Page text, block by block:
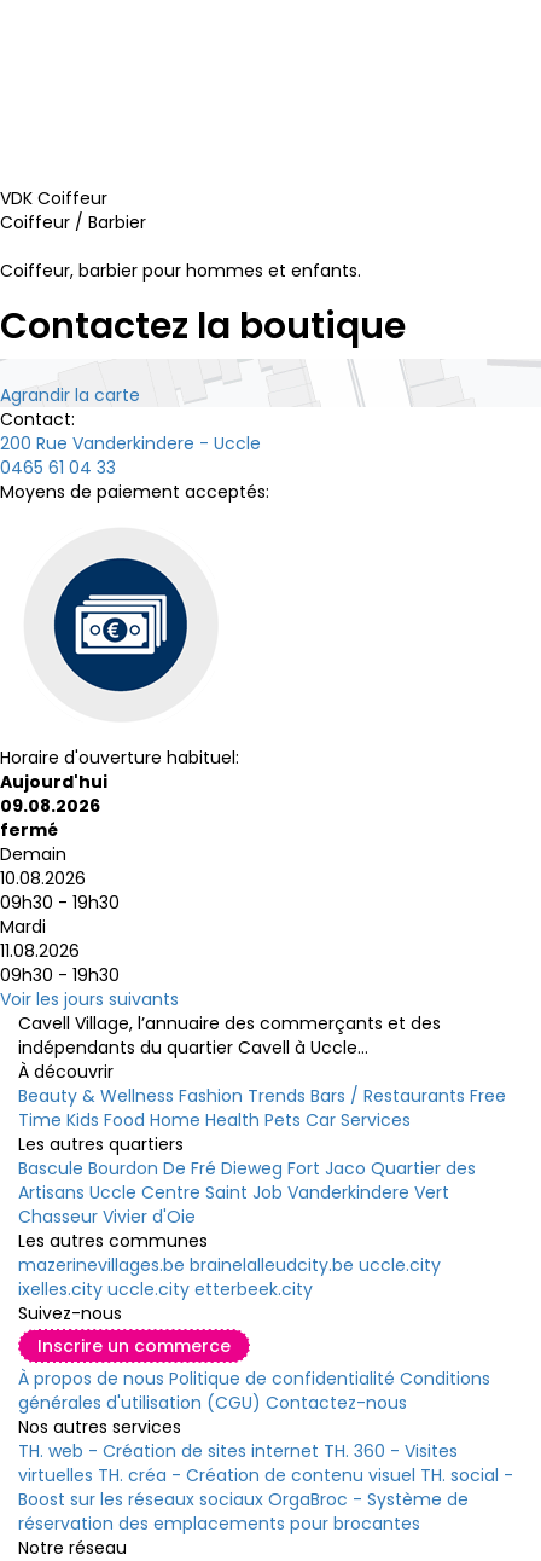
VDK Coiffeur
Coiffeur / Barbier
Coiffeur, barbier pour hommes et enfants.
Contactez la boutique
Agrandir la carte
Contact:
200 Rue Vanderkindere - Uccle
0465 61 04 33
Moyens de paiement acceptés:
Horaire d'ouverture habituel:
Aujourd'hui
09.08.2026
fermé
Demain
10.08.2026
09h30 - 19h30
Mardi
11.08.2026
09h30 - 19h30
Voir les jours suivants
Cavell Village, l’annuaire des commerçants et des
indépendants du quartier Cavell à Uccle...
À découvrir
Beauty & Wellness Fashion Trends Bars / Restaurants Free
Time Kids Food Home Health Pets Car Services
Les autres quartiers
Bascule Bourdon De Fré Dieweg Fort Jaco Quartier des
Artisans Uccle Centre Saint Job Vanderkindere Vert
Chasseur Vivier d'Oie
Les autres communes
mazerinevillages.be brainelalleudcity.be uccle.city
ixelles.city uccle.city etterbeek.city
Suivez-nous
Inscrire un commerce
À propos de nous Politique de confidentialité Conditions
générales d'utilisation (CGU) Contactez-nous
Nos autres services
TH. web - Création de sites internet TH. 360 - Visites
virtuelles TH. créa - Création de contenu visuel TH. social -
Boost sur les réseaux sociaux OrgaBroc - Système de
réservation des emplacements pour brocantes
Notre réseau